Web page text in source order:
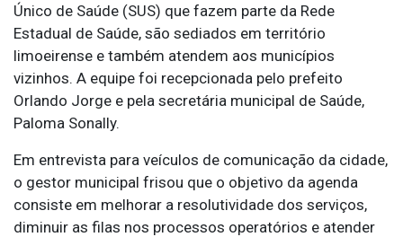
Único de Saúde (SUS) que fazem parte da Rede
Estadual de Saúde, são sediados em território
limoeirense e também atendem aos municípios
vizinhos. A equipe foi recepcionada pelo prefeito
Orlando Jorge e pela secretária municipal de Saúde,
Paloma Sonally.
Em entrevista para veículos de comunicação da cidade,
o gestor municipal frisou que o objetivo da agenda
consiste em melhorar a resolutividade dos serviços,
diminuir as filas nos processos operatórios e atender